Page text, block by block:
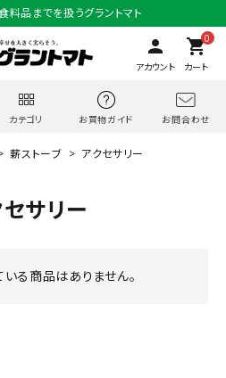
品までを扱うグラントマト
person
アカウント
0
shopping_cart
カート
カテゴリ お買物ガイド お問合わせ
薪ストーブ アクセサリー
サリー
る商品はありません。